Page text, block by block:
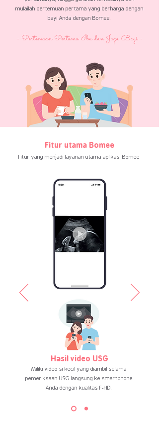
mulailah pertemuan pertama yang berharga dengan
bayi Anda dengan Bomee.
- Pertemuan Pertama Ibu dan Juga Bayi -
Fitur utama Bomee
Fitur yang menjadi layanan utama aplikasi Bomee
Hasil video USG
Miliki video si kecil yang diambil selama
pemeriksaan USG langsung ke smartphone
Anda dengan kualitas F-HD.